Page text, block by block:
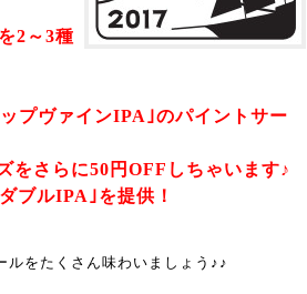
2～3種
プヴァインIPA｣のパイントサー
さらに50円OFFしちゃいます♪
ブルIPA｣を提供！
ルをたくさん味わいましょう♪♪